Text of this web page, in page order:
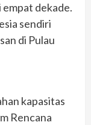
dekade.
sendiri
di Pulau
kapasitas
Rencana